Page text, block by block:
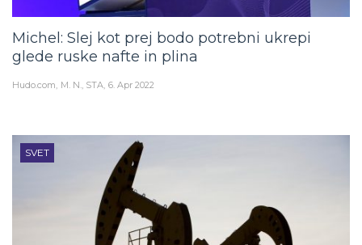
Michel: Slej kot prej bodo potrebni ukrepi
glede ruske nafte in plina
Hudo.com M. N., STA 6. Apr 2022
SVET